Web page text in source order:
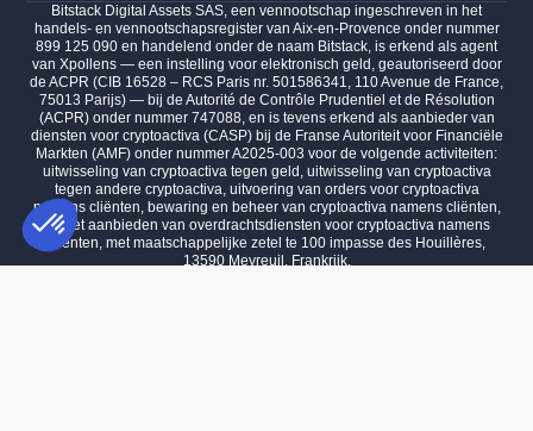
Bitstack Digital Assets SAS, een vennootschap ingeschreven in het
handels- en vennootschapsregister van Aix-en-Provence onder nummer
899 125 090 en handelend onder de naam Bitstack, is erkend als agent
van Xpollens — een instelling voor elektronisch geld, geautoriseerd door
de ACPR (CIB 16528 – RCS Paris nr. 501586341, 110 Avenue de France,
75013 Parijs) — bij de Autorité de Contrôle Prudentiel et de Résolution
(ACPR) onder nummer 747088, en is tevens erkend als aanbieder van
diensten voor cryptoactiva (CASP) bij de Franse Autoriteit voor Financiële
Markten (AMF) onder nummer A2025-003 voor de volgende activiteiten:
uitwisseling van cryptoactiva tegen geld, uitwisseling van cryptoactiva
tegen andere cryptoactiva, uitvoering van orders voor cryptoactiva
namens cliënten, bewaring en beheer van cryptoactiva namens cliënten,
en het aanbieden van overdrachtsdiensten voor cryptoactiva namens
cliënten, met maatschappelijke zetel te 100 impasse des Houillères,
13590 Meyreuil, Frankrijk.